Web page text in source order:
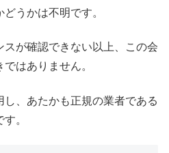
うかは不明です。
スが確認できない以上、この会
はありません。
、あたかも正規の業者である
。